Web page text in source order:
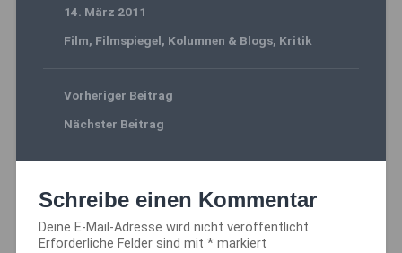
14. März 2011
Film, Filmspiegel, Kolumnen & Blogs, Kritik
Vorheriger Beitrag
Nächster Beitrag
Schreibe einen Kommentar
Deine E-Mail-Adresse wird nicht veröffentlicht.
Erforderliche Felder sind mit *markiert